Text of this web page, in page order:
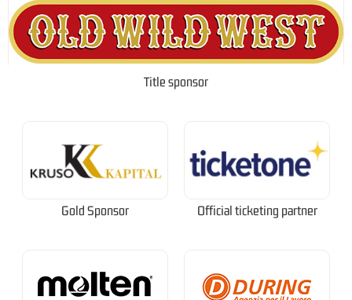
Title sponsor
Gold Sponsor Official ticketing partner